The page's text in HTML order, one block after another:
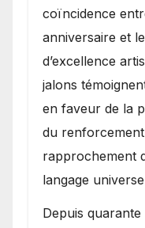
coïncidence
anniversaire et
d’excellence
jalons
en faveur de la
du
rapprochement
langage
​Depuis quarante